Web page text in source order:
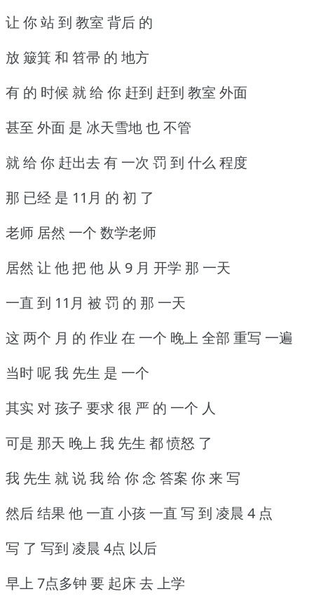
让 你 站 到 教室 背后 的
放 簸箕 和 笤帚 的 地方
有 的 时候 就 给 你 赶到 赶到 教室 外面
甚至 外面 是 冰天雪地 也 不管
就 给 你 赶出去 有 一次 罚 到 什么 程度
那 已经 是 11月 的 初 了
老师 居然 一个 数学老师
居然 让 他 把 他 从 9 月 开学 那 一天
一直 到 11月 被 罚 的 那 一天
这 两个 月 的 作业 在 一个 晚上 全部 重写 一遍
当时 呢 我 先生 是 一个
其实 对 孩子 要求 很 严 的 一个 人
可是 那天 晚上 我 先生 都 愤怒 了
我 先生 就 说 我 给 你 念 答案 你 来 写
然后 结果 他 一直 小孩 一直 写 到 凌晨 4 点
写 了 写到 凌晨 4点 以后
早上 7点多钟 要 起床 去 上学